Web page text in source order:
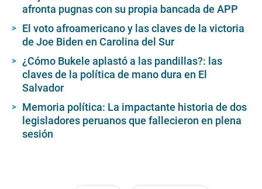
afronta pugnas con su propia bancada de APP
El voto afroamericano y las claves de la victoria
de Joe Biden en Carolina del Sur
¿Cómo Bukele aplastó a las pandillas?: las
claves de la política de mano dura en El
Salvador
Memoria política: La impactante historia de dos
legisladores peruanos que fallecieron en plena
sesión